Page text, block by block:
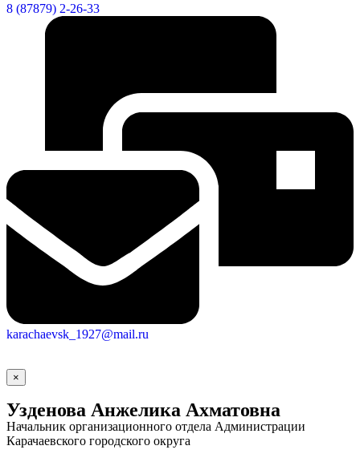
приемная
Культурный
код кластера
8 (87879) 2-26-33
karachaevsk_1927@mail.ru
×
Узденова Анжелика Ахматовна
Начальник организационного отдела Администрации
Карачаевского городского округа